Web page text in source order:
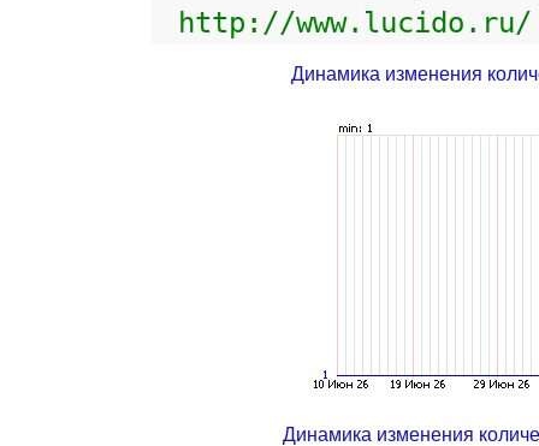
http://www.lucido.ru/
Динамика изменения
Динамика изменения